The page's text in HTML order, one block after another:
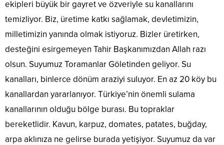
ekipleri büyük bir gayret ve özveriyle su kanallarını
temizliyor. Biz, üretime katkı sağlamak, devletimizin,
milletimizin yanında olmak istiyoruz. Bizler üretirken,
desteğini esirgemeyen Tahir Başkanımızdan Allah razı
olsun. Suyumuz Toramanlar Göletinden geliyor. Su
kanalları, binlerce dönüm araziyi suluyor. En az 20 köy bu
kanallardan yararlanıyor. Türkiye’nin önemli sulama
kanallarının olduğu bölge burası. Bu topraklar
bereketlidir. Kavun, karpuz, domates, patates, buğday,
arpa aklınıza ne gelirse burada yetişiyor. Suyumuz da var